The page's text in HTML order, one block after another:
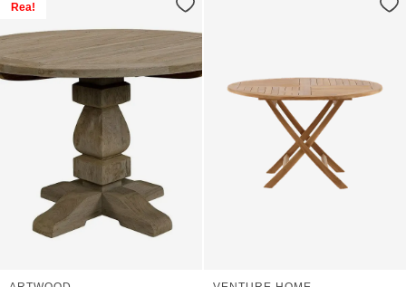
Rea!